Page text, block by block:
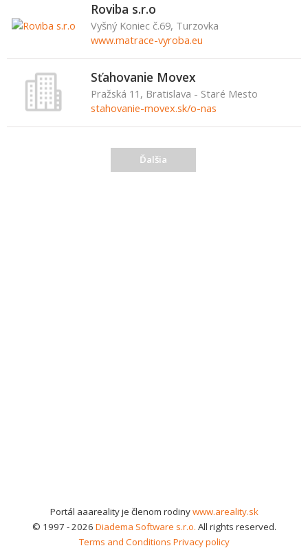
Roviba s.r.o
Vyšný Koniec č.69, Turzovka
www.matrace-vyroba.eu
Sťahovanie Movex
Pražská 11, Bratislava - Staré Mesto
stahovanie-movex.sk/o-nas
Ďalšia
Portál aaareality je členom rodinywww.areality.sk
© 1997 - 2026 Diadema Software s.r.o. All rights reserved.
Terms and Conditions Privacy policy